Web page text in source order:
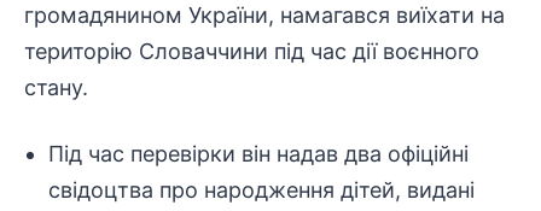
громадянином України, намагався виїхати на
територію Словаччини під час дії воєнного
стану.
Під час перевірки він надав два офіційні
свідоцтва про народження дітей, видані